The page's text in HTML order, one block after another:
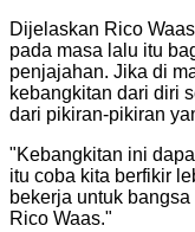
Dijelaskan Rico
pada masa lalu itu
penjajahan. Jika di
kebangkitan dari diri
dari pikiran-pikiran
"Kebangkitan ini
itu coba kita berfikir
bekerja untuk
Rico Waas."